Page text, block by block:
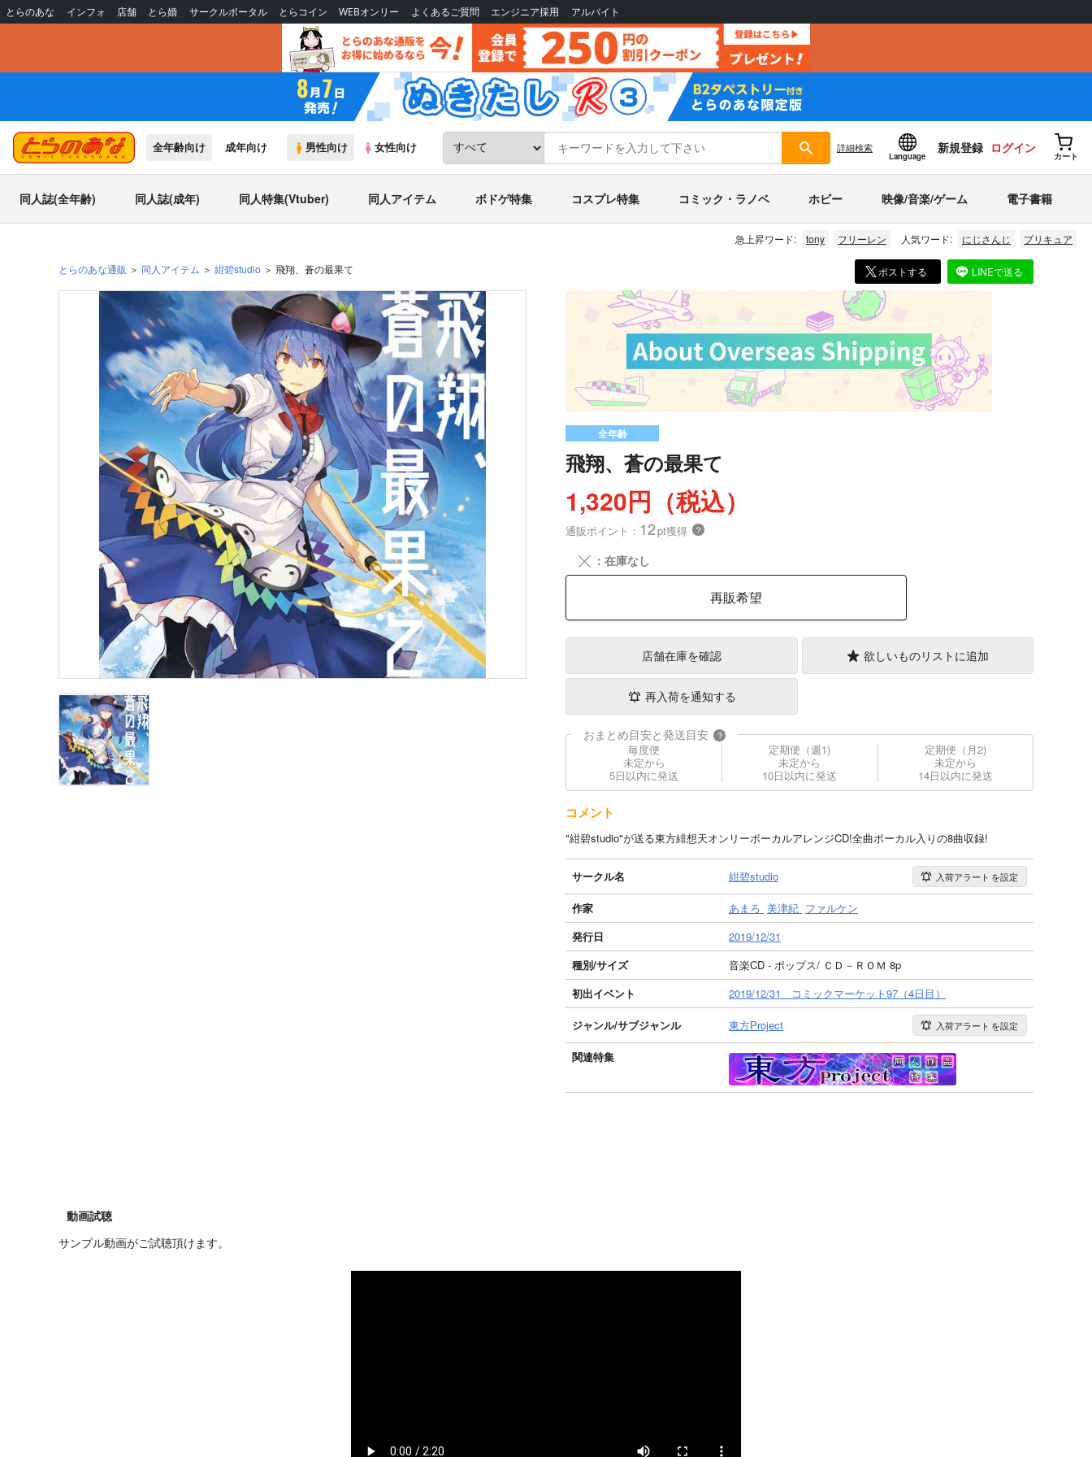
とらのあな インフォ 店舗 とら婚 サークルポータル とらコイン WEBオンリー よくあるご質問 エンジニア採用 アルバイト
全年齢向け 成年向け 男性向け 女性向け 詳細検索
Language
新規登録 ログイン
カート
同人誌(全年齢) 同人誌(成年) 同人特集(Vtuber) 同人アイテム ボドゲ特集 コスプレ特集 コミック・ラノベ ホビー 映像/音楽/ゲーム 電子書籍
急上昇ワード: tony フリーレン 人気ワード: にじさんじ プリキュア
とらのあな通販 同人アイテム 紺碧studio 飛翔、蒼の最果て ポストする LINEで送る
全年齢
飛翔、蒼の最果て
1,320円（税込）
通販ポイント： 12pt獲得 ？
╳ ：在庫なし
再販希望
店舗在庫を確認 欲しいものリストに追加
再入荷を通知する
おまとめ目安と発送目安 ?
毎度便
未定から
5日以内に発送
定期便（週1)
未定から
10日以内に発送
定期便（月2)
未定から
14日以内に発送
コメント
"紺碧studio"が送る東方緋想天オンリーボーカルアレンジCD!全曲ボーカル入りの8曲収録!
サークル名 紺碧studio 入荷アラート を設定
作家 あまろ 美津紀 ファルケン
発行日
2019/12/31
種別/サイズ
音楽CD - ポップス/ ＣＤ－ＲＯＭ 8p
初出イベント
2019/12/31 コミックマーケット97（4日目）
ジャンル/サブジャンル 東方Project 入荷アラート を設定
関連特集
動画試聴
サンプル動画がご試聴頂けます。